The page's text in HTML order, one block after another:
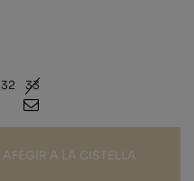
32 33
AFEGIR A LA CISTELLA